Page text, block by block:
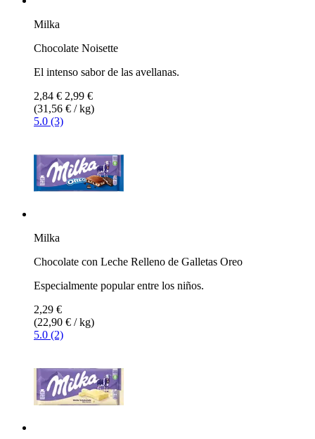
Milka
Chocolate Noisette
El intenso sabor de las avellanas.
2,84 € 2,99 €
(31,56 € / kg)
5.0 (3)
Milka
Chocolate con Leche Relleno de Galletas Oreo
Especialmente popular entre los niños.
2,29 €
(22,90 € / kg)
5.0 (2)